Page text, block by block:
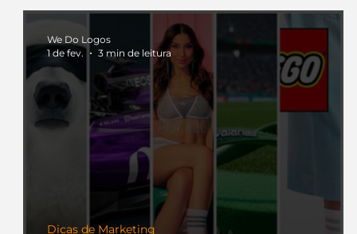
Dicas de Marketing
We Do Logos
1 de fev.
3 min de leitura